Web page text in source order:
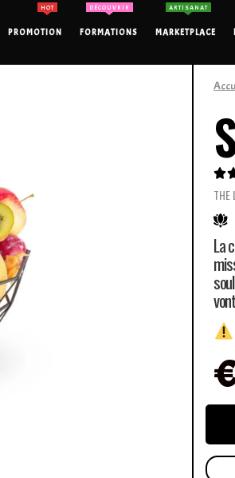
PROMOTION
HOT
FORMATIONS
DÉCOUVRIR
MARKETPLACE
ARTISANAT

THE
La